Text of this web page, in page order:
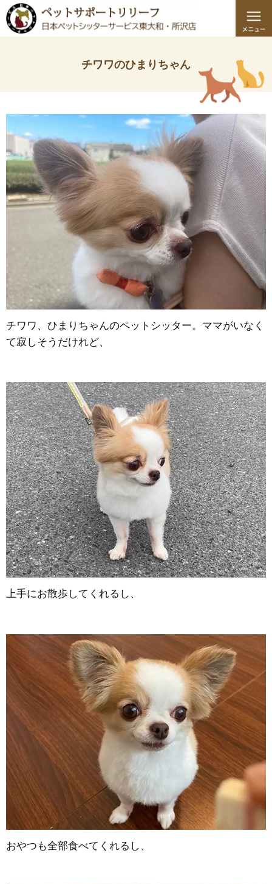
チワワのひまりちゃん
チワワ、ひまりちゃんのペットシッター。ママがいなく
て寂しそうだけれど、
上手にお散歩してくれるし、
おやつも全部食べてくれるし、